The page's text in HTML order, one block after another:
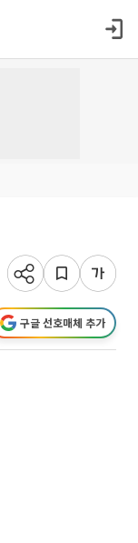
구글 선호매체 추가